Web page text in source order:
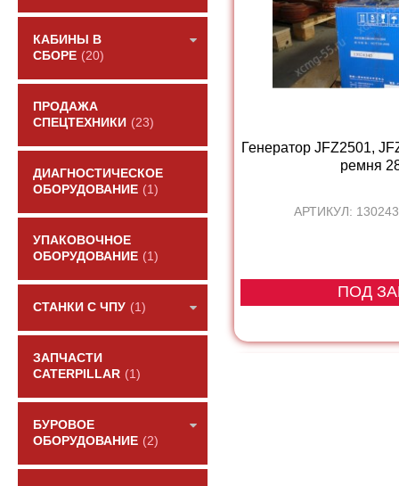
КАБИНЫ В
СБОРЕ (20)
ПРОДАЖА
СПЕЦТЕХНИКИ (23)
ДИАГНОСТИЧЕСКОЕ
ОБОРУДОВАНИЕ (1)
УПАКОВОЧНОЕ
ОБОРУДОВАНИЕ (1)
СТАНКИ С ЧПУ (1)
ЗАПЧАСТИ
CATERPILLAR (1)
БУРОВОЕ
ОБОРУДОВАНИЕ (2)
Генератор JFZ2501,
ремня
АРТИКУЛ:
ПОД